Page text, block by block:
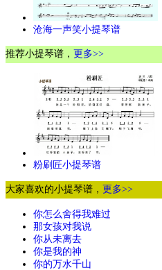
沧海一声笑小提琴谱
推荐小提琴谱， 更多>>
粉刷匠小提琴谱
大家喜欢的小提琴谱， 更多>>
你怎么舍得我难过
那女孩对我说
你从未离去
你是我的神
你的万水千山